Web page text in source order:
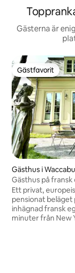
Gästerna är
Gästfavorit
Gästfavorit
Gästhus i
Gästhus på
sjö
Ett privat,
pensionat beläget
inhägnad fransk
minuter från New York